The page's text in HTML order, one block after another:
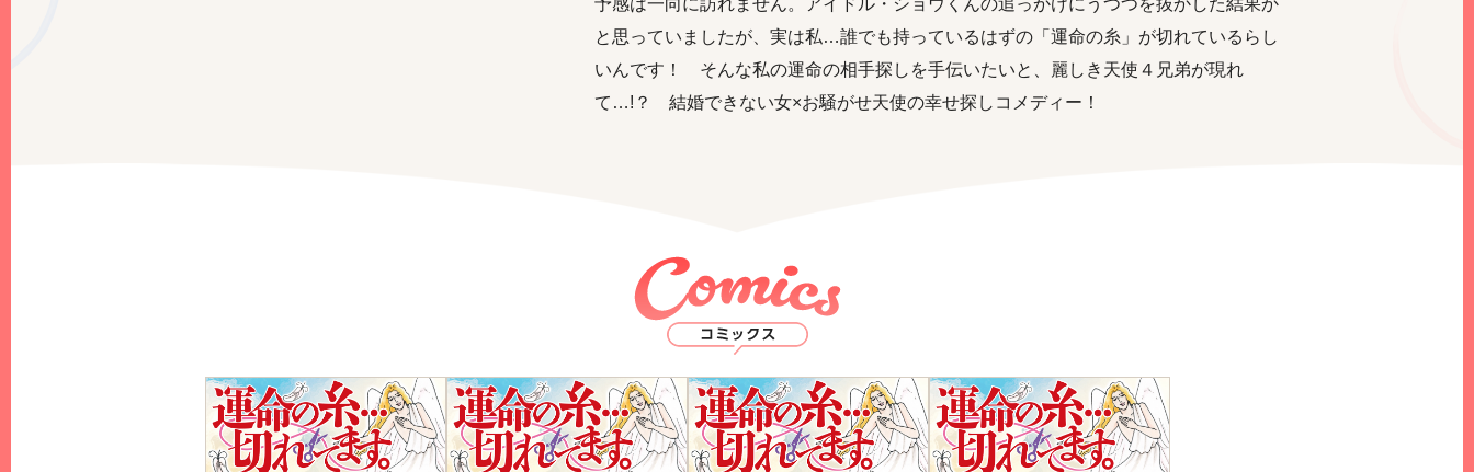
と思っていましたが、実は私…誰でも持っているはずの「運命の糸」が切れているらし
いんです！ そんな私の運命の相手探しを手伝いたいと、麗しき天使４兄弟が現れ
て…!？ 結婚できない女×お騒がせ天使の幸せ探しコメディー！